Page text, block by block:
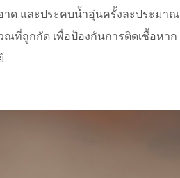
าด และประคบน้ำอุ่นครั้งละประมาณ
ณที่ถูกกัด เพื่อป้องกันการติดเชื้อหาก